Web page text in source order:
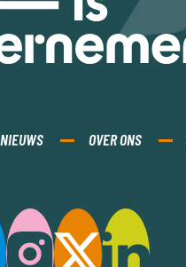
NIEUWS OVER ONS